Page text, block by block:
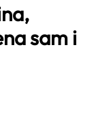
sam i